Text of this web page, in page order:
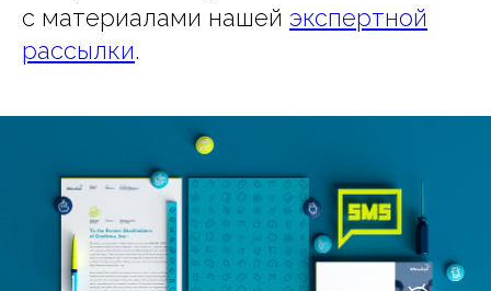
с материалами нашей экспертной
рассылки.